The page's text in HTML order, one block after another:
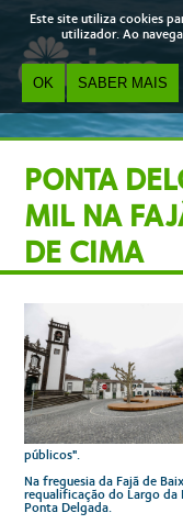
Este site utiliza cookies
utilizador. Ao
OK SABER MAIS
PONTA
MIL NA
DE CIMA
públicos".
Na freguesia da Fajã de
requalificação do Largo
Ponta Delgada.